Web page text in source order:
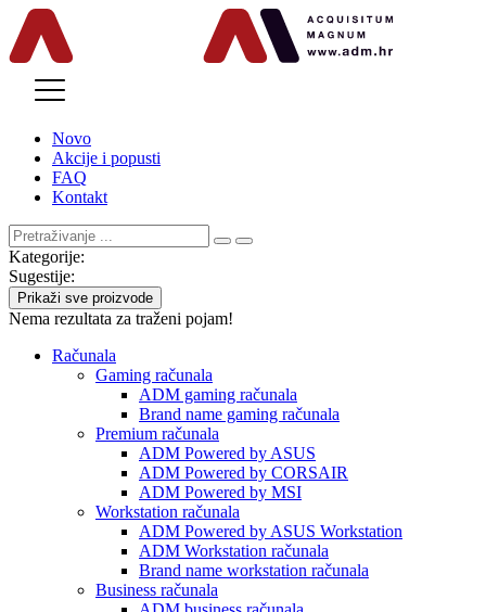
Novo
Akcije i popusti
FAQ
Kontakt
Kategorije:
Sugestije:
Prikaži sve proizvode
Nema rezultata za traženi pojam!
Računala
Gaming računala
ADM gaming računala
Brand name gaming računala
Premium računala
ADM Powered by ASUS
ADM Powered by CORSAIR
ADM Powered by MSI
Workstation računala
ADM Powered by ASUS Workstation
ADM Workstation računala
Brand name workstation računala
Business računala